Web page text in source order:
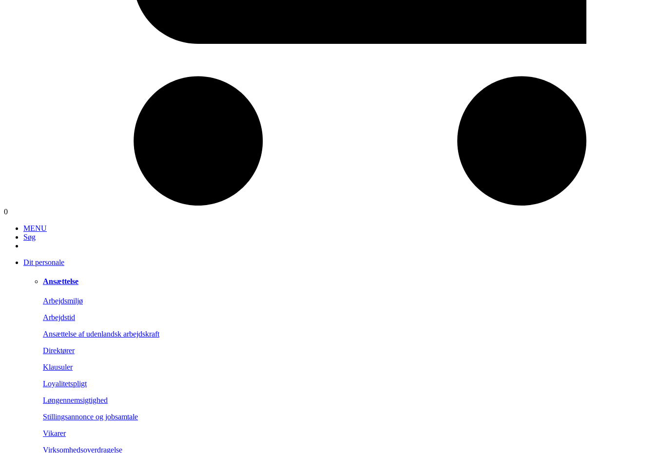
0
MENU
Søg
Dit personale
Ansættelse
Arbejdsmiljø
Arbejdstid
Ansættelse af udenlandsk arbejdskraft
Direktører
Klausuler
Loyalitetspligt
Løngennemsigtighed
Stillingsannonce og jobsamtale
Vikarer
Virksomhedsoverdragelse